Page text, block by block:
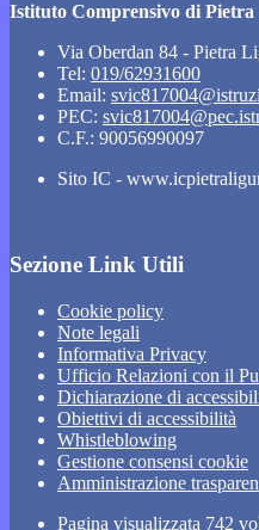
Istituto Comprensivo di
Via Oberdan 84 - Pietra
Tel: 019/62931600
Email:
PEC:
C.F.: 90056990097
Sito IC -
Sezione Link Utili
Cookie policy
Note legali
Informativa Privacy
Ufficio Relazioni con il
Dichiarazione di
Obiettivi di accessibilità
Whistleblowing
Gestione consensi cookie
Amministrazione
Pagina visualizzata 742